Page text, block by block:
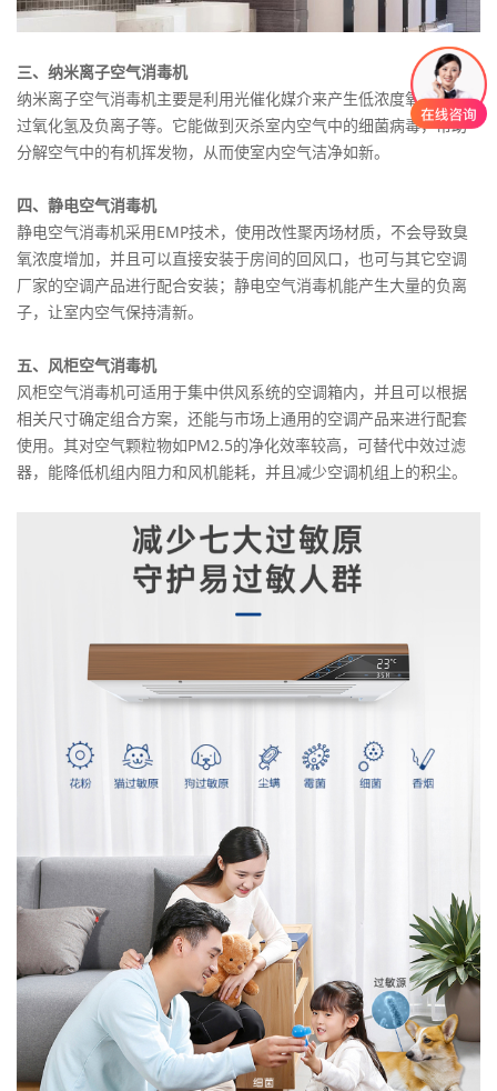
三、纳米离子空气消毒机
纳米离子空气消毒机主要是利用光催化媒介来产生低浓度氧离子和
过氧化氢及负离子等。它能做到灭杀室内空气中的细菌病毒，帮助
分解空气中的有机挥发物，从而使室内空气洁净如新。
四、静电空气消毒机
静电空气消毒机采用EMP技术，使用改性聚丙场材质，不会导致臭
氧浓度增加，并且可以直接安装于房间的回风口，也可与其它空调
厂家的空调产品进行配合安装；静电空气消毒机能产生大量的负离
子，让室内空气保持清新。
五、风柜空气消毒机
风柜空气消毒机可适用于集中供风系统的空调箱内，并且可以根据
相关尺寸确定组合方案，还能与市场上通用的空调产品来进行配套
使用。其对空气颗粒物如PM2.5的净化效率较高，可替代中效过滤
器，能降低机组内阻力和风机能耗，并且减少空调机组上的积尘。